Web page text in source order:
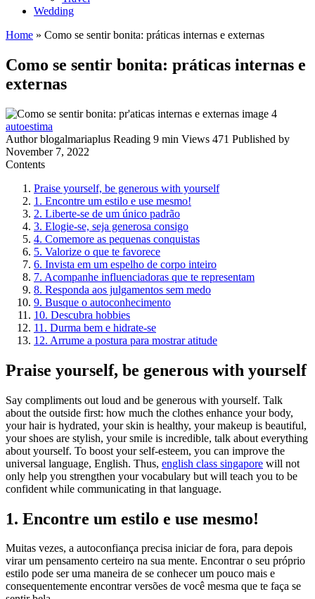
Wedding
Home » Como se sentir bonita: práticas internas e externas
Como se sentir bonita: práticas internas e
externas
autoestima
Author blogalmariaplus Reading 9 min Views 471 Published by
November 7, 2022
Contents
Praise yourself, be generous with yourself
1. Encontre um estilo e use mesmo!
2. Liberte-se de um único padrão
3. Elogie-se, seja generosa consigo
4. Comemore as pequenas conquistas
5. Valorize o que te favorece
6. Invista em um espelho de corpo inteiro
7. Acompanhe influenciadoras que te representam
8. Responda aos julgamentos sem medo
9. Busque o autoconhecimento
10. Descubra hobbies
11. Durma bem e hidrate-se
12. Arrume a postura para mostrar atitude
Praise yourself, be generous with yourself
Say compliments out loud and be generous with yourself. Talk
about the outside first: how much the clothes enhance your body,
your hair is hydrated, your skin is healthy, your makeup is beautiful,
your shoes are stylish, your smile is incredible, talk about everything
about yourself. To boost your self-esteem, you can improve the
universal language, English. Thus, english class singapore will not
only help you strengthen your vocabulary but will teach you to be
confident while communicating in that language.
1. Encontre um estilo e use mesmo!
Muitas vezes, a autoconfiança precisa iniciar de fora, para depois
virar um pensamento certeiro na sua mente. Encontrar o seu próprio
estilo pode ser uma maneira de se conhecer um pouco mais e
consequentemente encontrar versões de você mesma que te faça se